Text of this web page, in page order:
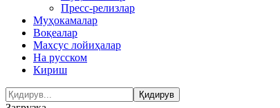
Пресс-релизлар
Муҳокамалар
Воқеалар
Махсус лойиҳалар
На русском
Кириш